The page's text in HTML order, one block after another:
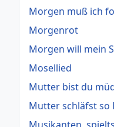
Morgen muß ich
Morgenrot
Morgen will mein
Mosellied
Mutter bist du
Mutter schläfst so